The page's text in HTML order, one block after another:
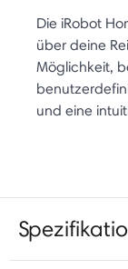
Die iRobot
über deine
Möglichkeit,
und eine